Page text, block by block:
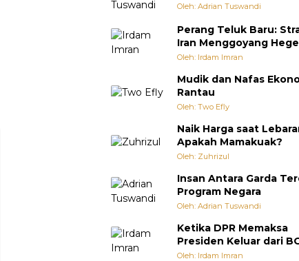
Oleh: Adrian Tuswandi
Perang Teluk Baru:
Iran Menggoyang
AS dari Dalam
Oleh: Irdam Imran
Mudik dan Nafas
Rantau
Oleh: Two Efly
Naik Harga saat
Apakah Mamakuak?
Oleh: Zuhrizul
Insan Antara Garda
Program Negara
Oleh: Adrian Tuswandi
Ketika DPR Memaksa
Presiden Keluar dari
Oleh: Irdam Imran